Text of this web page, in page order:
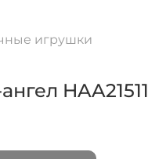
игрушки
HAA21511